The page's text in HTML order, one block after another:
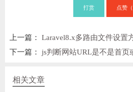
打赏 点赞（
上一篇：Laravel8.x多路由文件设置
下一篇：js判断网站URL是不是首页
相关文章